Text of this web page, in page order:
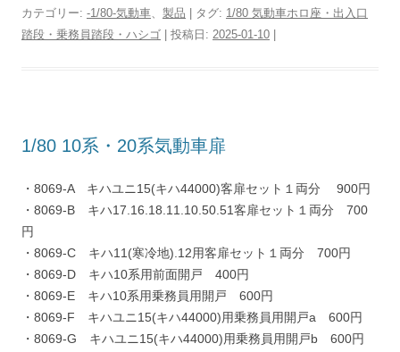
カテゴリー: -1/80-気動車、 製品 | タグ: 1/80 気動車ホロ座・出入口
踏段・乗務員踏段・ハシゴ | 投稿日: 2025-01-10
1/80 10系・20系気動車扉
・8069-A キハユニ15(キハ44000)客扉セット１両分 900円
・8069-B キハ17.16.18.11.10.50.51客扉セット１両分 700
円
・8069-C キハ11(寒冷地).12用客扉セット１両分 700円
・8069-D キハ10系用前面開戸 400円
・8069-E キハ10系用乗務員用開戸 600円
・8069-F キハユニ15(キハ44000)用乗務員用開戸a 600円
・8069-G キハユニ15(キハ44000)用乗務員用開戸b 600円